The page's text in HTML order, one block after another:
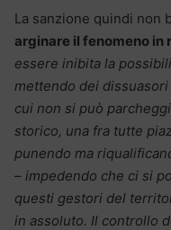
La sanzione quindi non
arginare il fenomeno in
essere inibita la
mettendo dei
cui non si può
storico, una fra tutte
punendo ma
– impedendo che ci si
questi gestori del
in assoluto. Il controllo